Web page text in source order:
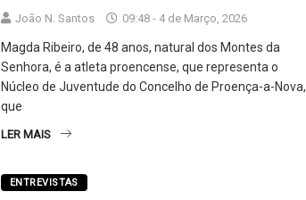
João N. Santos 09:48 - 4 de Março, 2026
Magda Ribeiro, de 48 anos, natural dos Montes da
Senhora, é a atleta proencense, que representa o
Núcleo de Juventude do Concelho de Proença-a-Nova,
que
LER MAIS
ENTREVISTAS